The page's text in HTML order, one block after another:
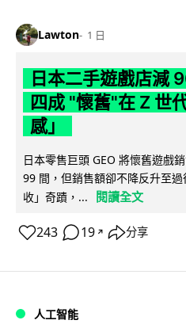
Lawton 1 日
日本二手遊戲店減
四成 "懷舊"在 Z 世
感」
日本零售巨頭 GEO 將懷舊遊戲
99 間，但銷售額卻不降反升至
收」奇蹟，...
閱讀全文
243 19 ↗ 分享
人工智能